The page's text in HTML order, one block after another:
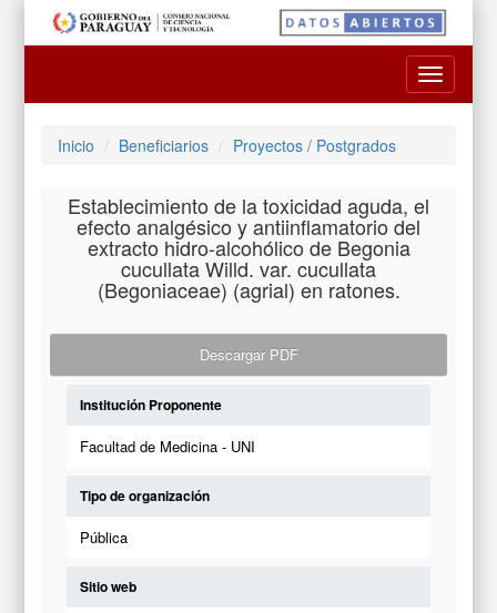
Toggle
Inicio Beneficiarios Proyectos / Postgrados
Establecimiento de la toxicidad aguda, el
efecto analgésico y antiinflamatorio del
extracto hidro-alcohólico de Begonia
cucullata Willd. var. cucullata
(Begoniaceae) (agrial) en ratones.
Descargar PDF
Institución Proponente
Facultad de Medicina - UNI
Tipo de organización
Pública
Sitio web